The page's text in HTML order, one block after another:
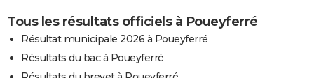
Tous les résultats officiels à Poueyferré
Résultat municipale 2026 à Poueyferré
Résultats du bac à Poueyferré